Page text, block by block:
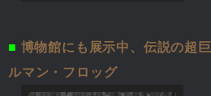
■ 博物館にも展示中、伝説の超
ルマン・フロッグ